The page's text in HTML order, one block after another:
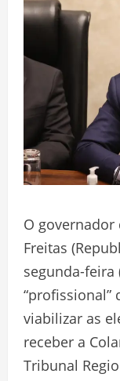
O governador
Freitas
segunda-feira
“profissional”
viabilizar as
receber a
Tribunal